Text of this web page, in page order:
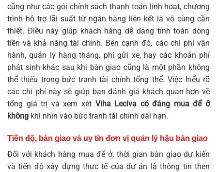
cũng như các gói chính sách thanh toán linh hoạt, chương
trình hỗ trợ lãi suất từ ngân hàng liên kết là vô cùng cần
thiết. Điều này giúp khách hàng dễ dàng tính toán dòng
tiền và khả năng tài chính. Bên cạnh đó, các chi phí vận
hành, quản lý hàng tháng, phí gửi xe, hay các khoản phí
phát sinh khác sau khi bàn giao cũng là một phần không
thể thiếu trong bức tranh tài chính tổng thể. Việc hiểu rõ
các chi phí này sẽ giúp bạn đánh giá khách quan hơn về
tổng giá trị và xem xét Viha Leciva có đáng mua để ở
không khi nhìn vào bức tranh tài chính dài hạn.
Tiến độ, bàn giao và uy tín đơn vị quản lý hậu bàn giao
Đối với khách hàng mua để ở, thời gian bàn giao dự kiến
và tiến độ xây dựng thực tế của dự án là thông tin then